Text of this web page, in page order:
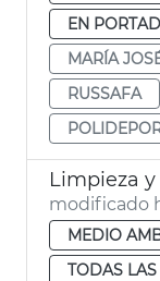
EN
MARÍA
RUSSAFA
modificado
MEDIO
TODAS